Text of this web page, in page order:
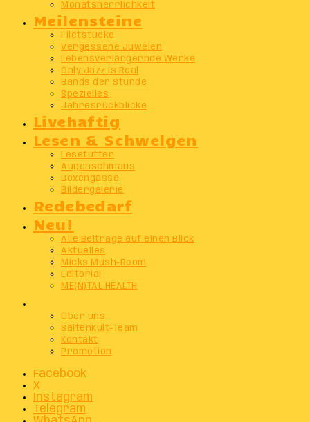
Monatsherrlichkeit
Meilensteine
Filetstücke
Vergessene Juwelen
Lebensverlängernde Werke
Only Jazz Is Real
Bands der Stunde
Spezielles
Jahresrückblicke
Livehaftig
Lesen & Schwelgen
Lesefutter
Augenschmaus
Boxengasse
Bildergalerie
Redebedarf
Neu!
Alle Beiträge auf einen Blick
Aktuelles
Micks Mush-Room
Editorial
ME(N)TAL HEALTH
Über uns
SaitenKult-Team
Kontakt
Promotion
Facebook
X
Instagram
Telegram